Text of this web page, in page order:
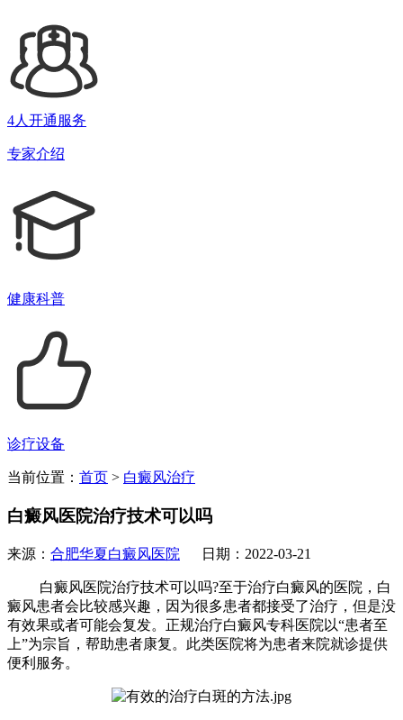
4人开通服务
专家介绍
健康科普
诊疗设备
当前位置： 首页 > 白癜风治疗
白癜风医院治疗技术可以吗
来源： 合肥华夏白癜风医院 日期：2022-03-21
白癜风医院治疗技术可以吗?至于治疗白癜风的医院，白
癜风患者会比较感兴趣，因为很多患者都接受了治疗，但是没
有效果或者可能会复发。正规治疗白癜风专科医院以“患者至
上”为宗旨，帮助患者康复。此类医院将为患者来院就诊提供
便利服务。